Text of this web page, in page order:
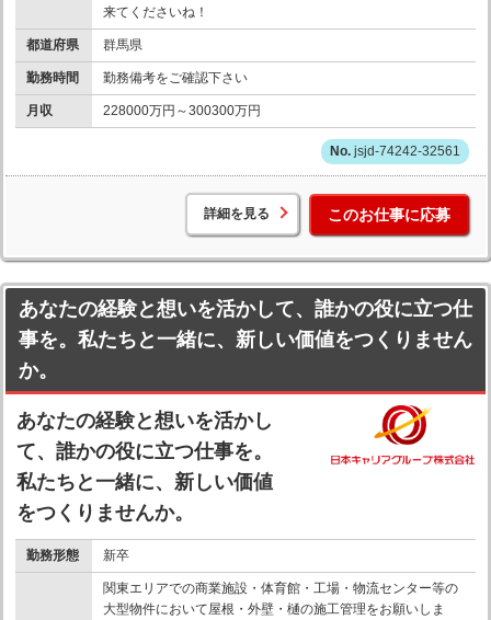
来てくださいね！
都道府県 群馬県
勤務時間 勤務備考をご確認下さい
月収 228000万円～300300万円
jsjd-74242-32561
詳細を見る このお仕事に応募
あなたの経験と想いを活かして、誰かの役に立つ仕
事を。私たちと一緒に、新しい価値をつくりません
か。
あなたの経験と想いを活かし
て、誰かの役に立つ仕事を。
私たちと一緒に、新しい価値
をつくりませんか。
勤務形態 新卒
関東エリアでの商業施設・体育館・工場・物流センター等の
大型物件において屋根・外壁・樋の施工管理をお願いしま